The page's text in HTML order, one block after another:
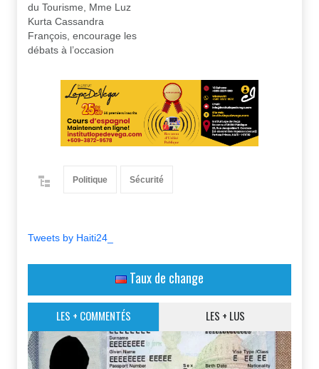
du Tourisme, Mme Luz
Kurta Cassandra
François, encourage les
débats à l’occasion
Politique Sécurité
Tweets by Haiti24_
Taux de change
LES + COMMENTÉS LES + LUS